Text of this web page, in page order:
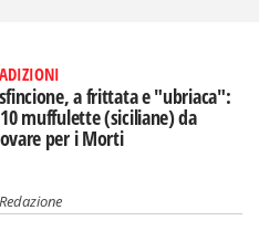
a frittata e "ubriaca":
muffulette (siciliane) da
per i Morti
Redazione